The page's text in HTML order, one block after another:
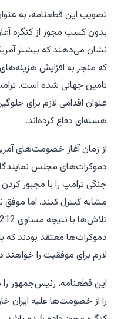
تصویب این قطعنامه، به
بدون کسب مجوز از کنگره
نشان می‌دهند که بیشتر
که منجر به افزایش
تامین جهانی شده است.
عنوان اقدامی لازم برای
هسته‌ای دفاع کرده‌اند.
از زمان آغاز خصومت‌های
دموکرات‌های مجلس
جنگی ترامپ را با مجبور
مشابه کنترل کنند، اما
دموکرات‌ها معتقد بودند که
لازم برای موفقیت را
این قطعنامه، رئیس‌جمهور
را از خصومت‌ها علیه ایران